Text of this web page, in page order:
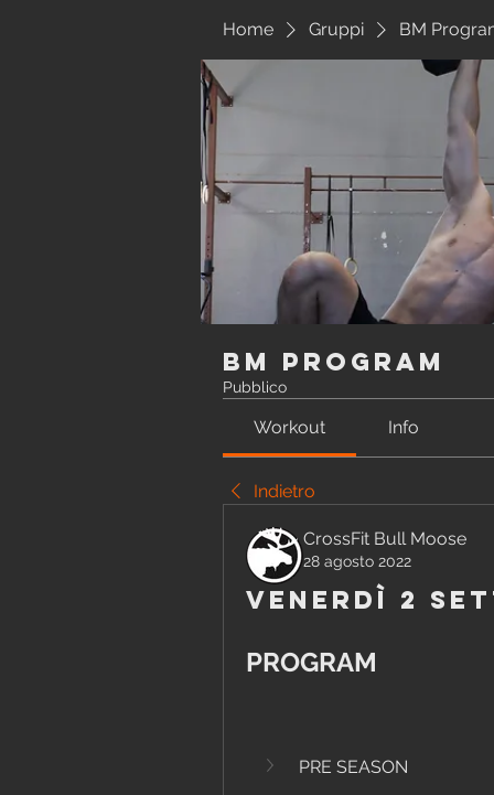
Home Gruppi BM
BM Program
Pubblico
Workout Info
Indietro
CrossFit Bull Moose
28 agosto 2022
Venerdì 2
PROGRAM
PRE SEASON